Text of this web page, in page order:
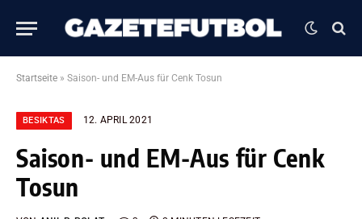
Startseite » Saison- und EM-Aus für Cenk Tosun
BESIKTAS 12. APRIL 2021
Saison- und EM-Aus für Cenk
Tosun